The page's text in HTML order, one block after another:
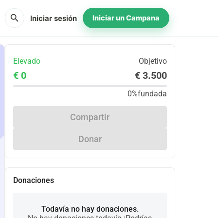
search Iniciar sesión Iniciar un Campana
Elevado Objetivo
€ 0 € 3.500
0%fundada
Compartir
Donar
Donaciones
Todavía no hay donaciones.